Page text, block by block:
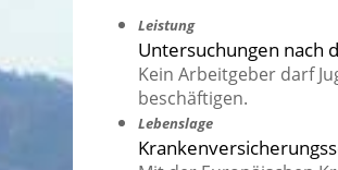
Leistung
Untersuchungen nach
Kein Arbeitgeber darf
beschäftigen.
Lebenslage